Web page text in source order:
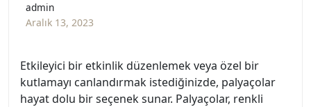
admin
Aralık 13, 2023
Etkileyici bir etkinlik düzenlemek veya özel bir
kutlamayı canlandırmak istediğinizde, palyaçolar
hayat dolu bir seçenek sunar. Palyaçolar, renkli